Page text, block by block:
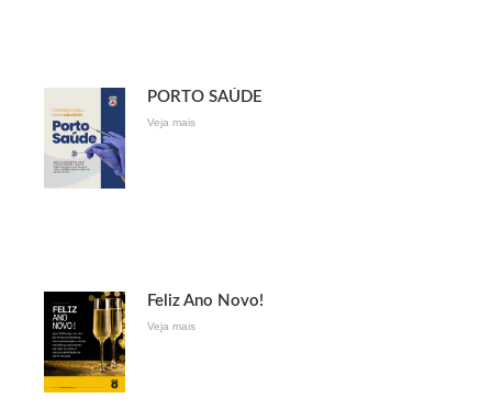
PORTO SAÚDE
Veja mais
Feliz Ano Novo!
Veja mais